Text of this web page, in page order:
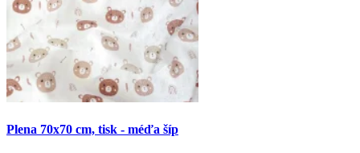
Plena 70x70 cm, tisk - méďa šíp